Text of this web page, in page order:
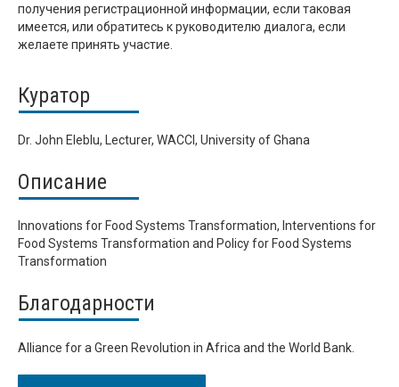
получения регистрационной информации, если таковая
имеется, или обратитесь к руководителю диалога, если
желаете принять участие.
Куратор
Dr. John Eleblu, Lecturer, WACCI, University of Ghana
Описание
Innovations for Food Systems Transformation, Interventions for
Food Systems Transformation and Policy for Food Systems
Transformation
Благодарности
Alliance for a Green Revolution in Africa and the World Bank.